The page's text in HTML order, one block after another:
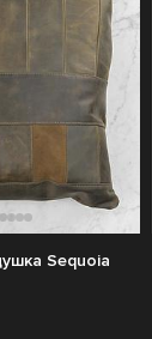
Sequoia